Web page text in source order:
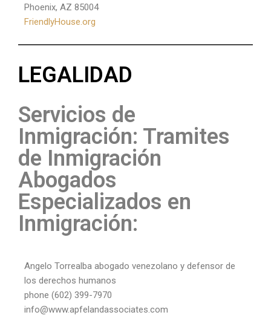
Phoenix, AZ 85004
FriendlyHouse.org
LEGALIDAD
Servicios de
Inmigración: Tramites
de Inmigración
Abogados
Especializados en
Inmigración:
Angelo Torrealba abogado venezolano y defensor de
los derechos humanos
phone (602) 399-7970
info@www.apfelandassociates.com